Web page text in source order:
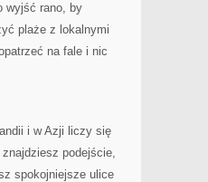
wyjść rano, by
plaże z lokalnymi
na fale i nic
i w Azji liczy się
podejście,
spokojniejsze ulice